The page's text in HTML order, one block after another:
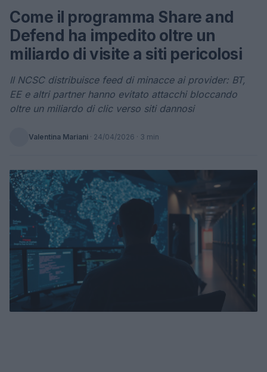
Come il programma Share and
Defend ha impedito oltre un
miliardo di visite a siti pericolosi
Il NCSC distribuisce feed di minacce ai provider: BT,
EE e altri partner hanno evitato attacchi bloccando
oltre un miliardo di clic verso siti dannosi
Valentina Mariani · 24/04/2026 · 3 min